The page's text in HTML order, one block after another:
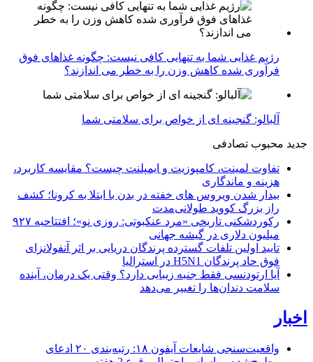
رژیم غذایی شما به تنهایی کافی نیست: چگونه غذاهای فوق
فرآوری شده کاهش وزن را به خطر می اندازند؟
آلبالو: گنجینه ای از خواص برای سلامتی شما
جدید محبوب تصادفی
تفاوت لمینت، کامپوزیت و ایمپلنت چیست؟ مقایسه کاربرد،
هزینه و ماندگاری
بیدار شدن ویروس‌ های خفته در بدن با ابتلا به کرونا؛ کشف
راز بزرگ کووید طولانی‌مدت
رکوردشکنی تاریخی «مرد عنکبوتی: روزی نو»؛ افتتاحیه ۹۲۷
میلیون دلاری در گیشه جهانی
تایید اولین تلفات گسترده پرندگان دریایی بر اثر آنفولانزای
فوق حاد پرندگان H5N1 در استرالیا
آیا ارتودنسی فقط جنبه زیبایی دارد؟ وقتی یک درمان، آینده
سلامت دندان‌ها را تغییر می‌دهد
اخبار
واقعیت‌سنجی شایعات آیفون ۱۸: رتبه‌بندی ۲۰ ادعای